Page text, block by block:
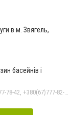
в м. Звягель,
басейнів і
+380(44)502-01-02, +380(66)777-78-42, +380(67)777-82-19, +380(67)890-80-80, +380(73)890-80-80, +380(44)502-01-03